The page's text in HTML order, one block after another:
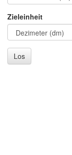
Zieleinheit
Los